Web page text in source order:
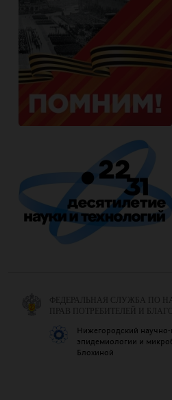
ФЕДЕРАЛЬНАЯ СЛУЖБА ПО
ПРАВ ПОТРЕБИТЕЛЕЙ И
Нижегородский научно-
эпидемиологии и
Блохиной